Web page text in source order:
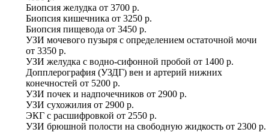
Биопсия желудка от 3700 р.
Биопсия кишечника от 3250 р.
Биопсия пищевода от 3450 р.
УЗИ мочевого пузыря с определением остаточной мочи
от 3350 р.
УЗИ желудка с водно-сифонной пробой от 1400 р.
Допплерография (УЗДГ) вен и артерий нижних
конечностей от 5200 р.
УЗИ почек и надпочечников от 2900 р.
УЗИ сухожилия от 2900 р.
ЭКГ с расшифровкой от 2550 р.
УЗИ брюшной полости на свободную жидкость от 2300 р.